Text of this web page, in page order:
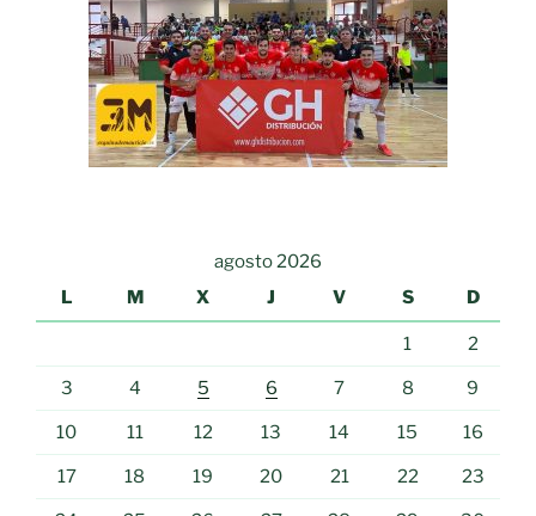
agosto 2026
L
M X J V S D
1 2
3 4 5 6 7 8 9
10 11 12 13 14 15 16
17 18 19 20 21 22 23